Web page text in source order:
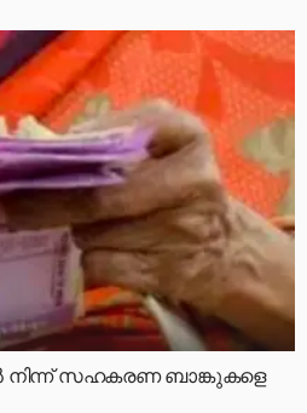
സഹകരണ ബാങ്കുകളെ